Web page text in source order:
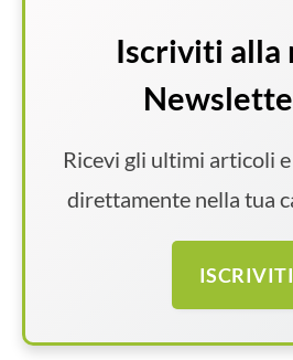
Iscriviti alla
Ricevi gli ultimi articoli
direttamente nella tua
ISCRIVITI